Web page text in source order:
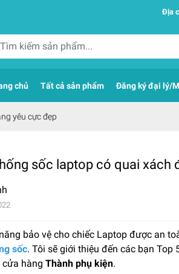
Địa
chủ Tất cả sản phẩm Đăng ký đại lý/
yêu cực đẹp
sốc laptop có quai xách
bảo vệ cho chiếc Laptop được an
sốc. Tôi sẽ giới thiệu đến các bạn
hàng Thành phụ kiện.